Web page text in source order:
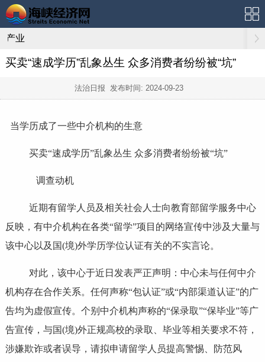
产业
买卖“速成学历”乱象丛生 众多消费者纷纷被“坑”
法治日报 发布时间: 2024-09-23
当学历成了一些中介机构的生意
买卖“速成学历”乱象丛生 众多消费者纷纷被“坑”
调查动机
近期有留学人员及相关社会人士向教育部留学服务中心
反映，有中介机构在各类“留学”项目的网络宣传中涉及大量与
该中心以及国(境)外学历学位认证有关的不实言论。
对此，该中心于近日发表严正声明：中心未与任何中介
机构存在合作关系。任何声称“包认证”或“内部渠道认证”的广
告均为虚假宣传。个别中介机构声称的“保录取”“保毕业”等广
告宣传，与国(境)外正规高校的录取、毕业等相关要求不符，
涉嫌欺诈或者误导，请拟申请留学人员提高警惕、防范风